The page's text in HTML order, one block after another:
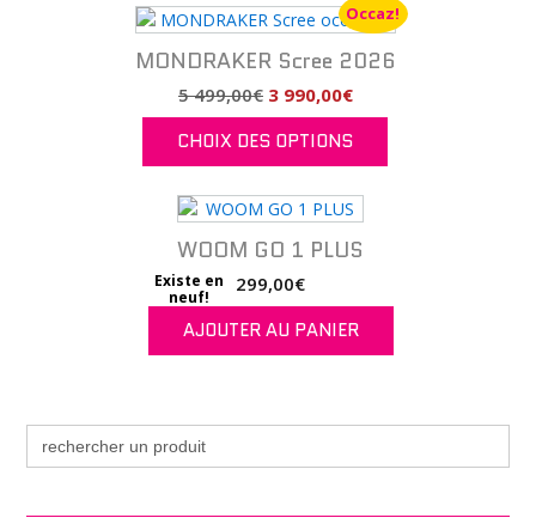
choisies
sur
la
page
produit
Existe en
neuf!
Occaz!
MONDRAKER Scree 2026
5 499,00€ Le
prix
initial
était :
5
499,00€.
3 990,00€Le
prix
actuel
est :
3
990,00€.
CHOIX DES OPTIONS
produit
a
plusieurs
variations.
Les
options
peuvent
sur
WOOM GO 1 PLUS
299,00€
AJOUTER AU PANIER
Search
for: